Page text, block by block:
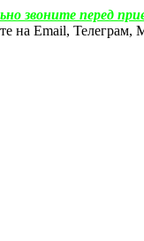
звоните перед
на Email,